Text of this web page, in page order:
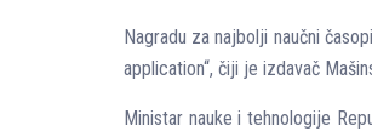
Nagradu za najbolјi naučni
application“, čiji je izdavač
Ministar nauke i tehnologije